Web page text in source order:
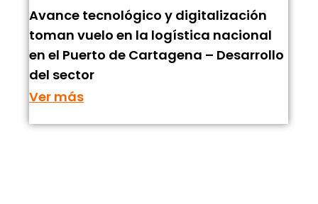
Avance tecnológico y digitalización
toman vuelo en la logística nacional
en el Puerto de Cartagena – Desarrollo
del sector
Ver más